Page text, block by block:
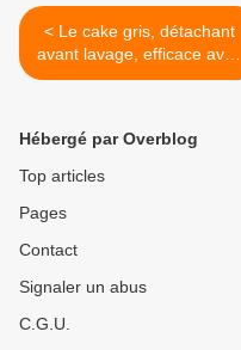
< Le cake gris, détachant
avant lavage, efficace avec
3 ingrédients
Hébergé par Overblog
Top articles
Pages
Contact
Signaler un abus
C.G.U.